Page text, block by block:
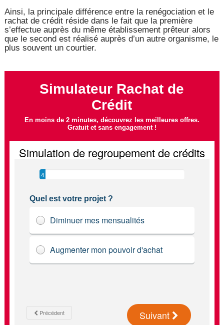
Ainsi, la principale différence entre la renégociation et le
rachat de crédit réside dans le fait que la première
s’effectue auprès du même établissement prêteur alors
que le second est réalisé auprès d’un autre organisme, le
plus souvent un courtier.
Simulateur Rachat de
Crédit
En moins de 2 minutes, découvrez les meilleures offres.
Gratuit et sans engagement !